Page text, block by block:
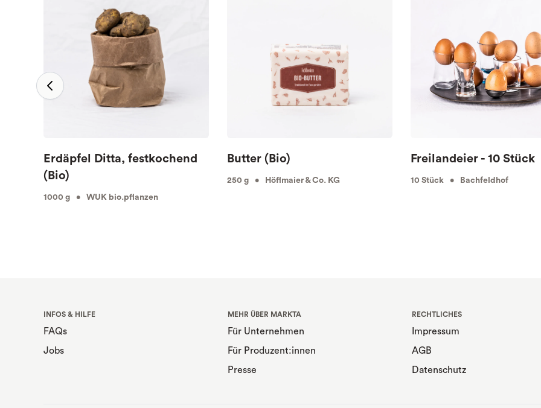
Erdäpfel Ditta, festkochend
(Bio)
1000 g • WUK bio.pflanzen
Butter (Bio)
250 g • Höflmaier & Co. KG
Freilandeier - 10 Stück
10 Stück • Bachfeldhof
INFOS & HILFE
FAQs
Jobs
MEHR ÜBER MARKTA
Für Unternehmen
Für Produzent:innen
Presse
RECHTLICHES
Impressum
AGB
Datenschutz